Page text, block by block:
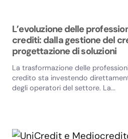
L’evoluzione delle
crediti: dalla gestione del
progettazione di soluzioni
La trasformazione delle
credito sta investendo
degli operatori del settore. La...